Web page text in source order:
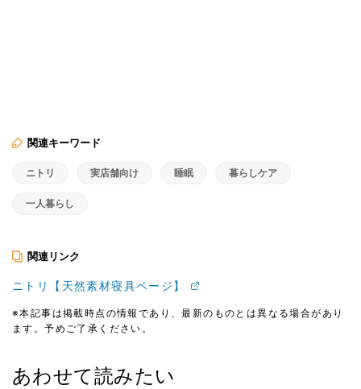
関連キーワード
ニトリ 実店舗向け 睡眠 暮らしケア
一人暮らし
関連リンク
ニトリ【天然素材寝具ページ】
※本記事は掲載時点の情報であり、最新のものとは異なる場合があり
ます。予めご了承ください。
あわせて読みたい